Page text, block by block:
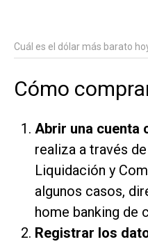
Cuál es el dólar más barato
Cómo
Abrir una cuenta
realiza a través
Liquidación y
algunos casos,
home banking de
Registrar los